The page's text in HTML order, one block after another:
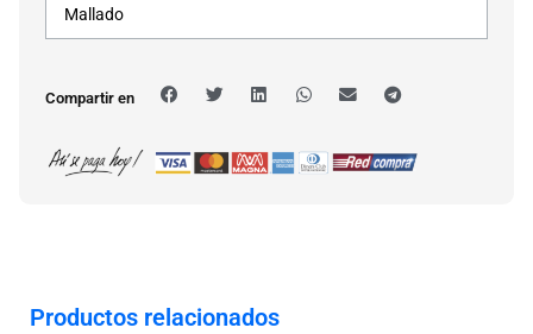
Mallado
Compartir en
Productos relacionados